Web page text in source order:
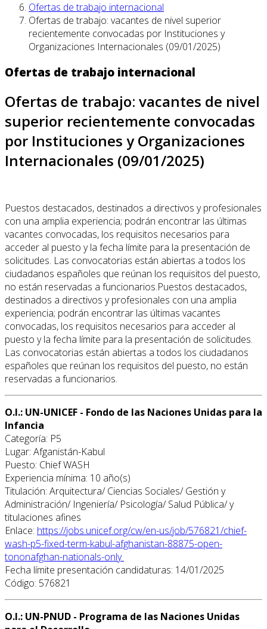
Ofertas de trabajo internacional
Ofertas de trabajo: vacantes de nivel superior
recientemente convocadas por Instituciones y
Organizaciones Internacionales (09/01/2025)
Ofertas de trabajo internacional
Ofertas de trabajo: vacantes de nivel
superior recientemente convocadas
por Instituciones y Organizaciones
Internacionales (09/01/2025)
Puestos destacados, destinados a directivos y profesionales
con una amplia experiencia; podrán encontrar las últimas
vacantes convocadas, los requisitos necesarios para
acceder al puesto y la fecha límite para la presentación de
solicitudes. Las convocatorias están abiertas a todos los
ciudadanos españoles que reúnan los requisitos del puesto,
no están reservadas a funcionarios.Puestos destacados,
destinados a directivos y profesionales con una amplia
experiencia; podrán encontrar las últimas vacantes
convocadas, los requisitos necesarios para acceder al
puesto y la fecha límite para la presentación de solicitudes.
Las convocatorias están abiertas a todos los ciudadanos
españoles que reúnan los requisitos del puesto, no están
reservadas a funcionarios.
O.I.: UN-UNICEF - Fondo de las Naciones Unidas para la
Infancia
Categoría: P5
Lugar: Afganistán-Kabul
Puesto: Chief WASH
Experiencia mínima: 10 año(s)
Titulación: Arquitectura/ Ciencias Sociales/ Gestión y
Administración/ Ingeniería/ Psicología/ Salud Pública/ y
titulaciones afines
Enlace: https://jobs.unicef.org/cw/en-us/job/576821/chief-
wash-p5-fixed-term-kabul-afghanistan-88875-open-
tononafghan-nationals-only
Fecha límite presentación candidaturas: 14/01/2025
Código: 576821
O.I.: UN-PNUD - Programa de las Naciones Unidas